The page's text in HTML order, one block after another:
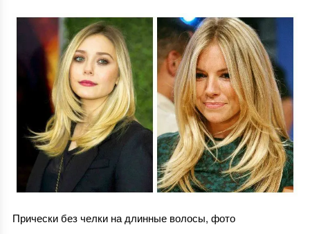
Прически без челки на длинные волосы, фото